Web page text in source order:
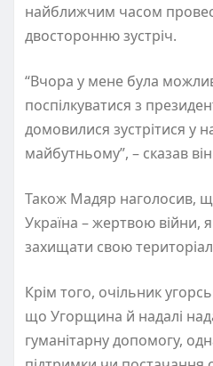
найближчим часом
двосторонню зустріч.
“Вчора у мене була
поспілкуватися з
домовилися зустрітися у
майбутньому”, – сказав
Також Мадяр наголосив,
Україна – жертвою війни,
захищати свою
Крім того, очільник
що Угорщина й надалі
гуманітарну допомогу,